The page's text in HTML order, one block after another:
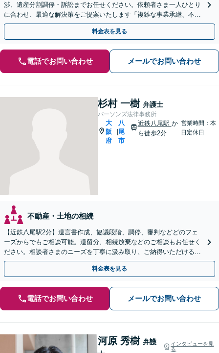
渉、遺産分割調停・訴訟までお任せください。依頼者さま一人ひとり
に合わせ、最適な解決策をご提案いたします「複雑な事業承継、不動
産相続などにも対応」【完全個室対応】【休日・夜間相談可】
料金表を見る
電話でお問い合わせ メールでお問い合わせ
杉村 一樹 弁護士
パーソンズ法律事務所
大
阪
府
八
尾
市
近鉄八尾駅 か
ら徒歩2分
営業時間：本
日定休日
不動産・土地の相続
【近鉄八尾駅2分】遺言書作成、協議段階、調停、審判などどのフェ
ーズからでもご相談可能。遺留分、相続放棄などのご相談もお任せく
ださい。相談者さまのニーズを丁寧に汲み取り、ご納得いただける解
決を実現できるよう尽力します【夜間・休日相談OK】
料金表を見る
電話でお問い合わせ メールでお問い合わせ
河原 秀樹 弁護
インタビューを見
る